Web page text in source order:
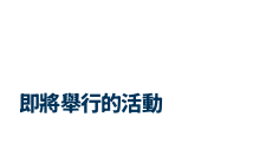
即將舉行的活動